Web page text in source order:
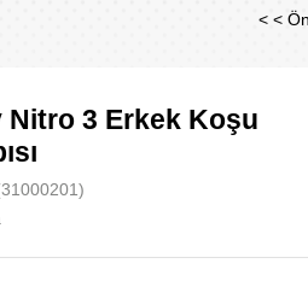
< <
Nitro 3 Erkek Koşu